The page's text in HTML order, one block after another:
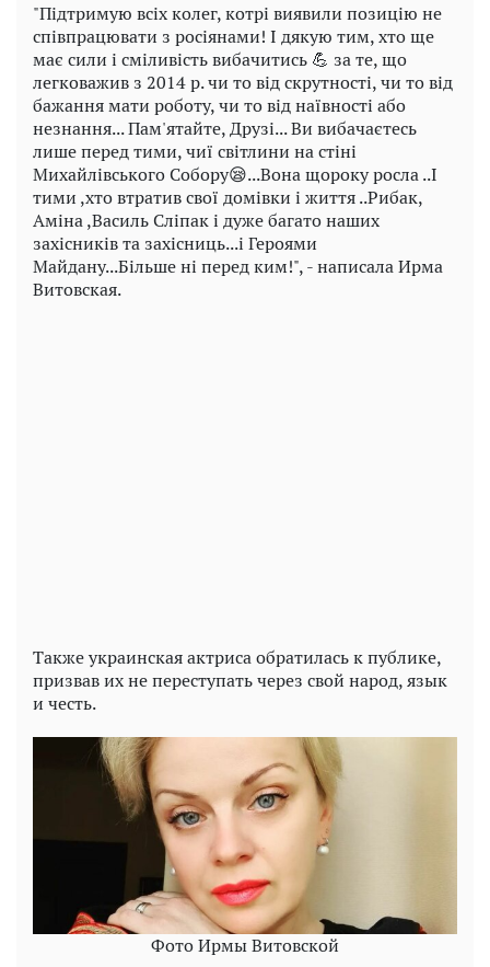
"Підтримую всіх колег, котрі виявили позицію не
співпрацювати з росіянами! І дякую тим, хто ще
має сили і сміливість вибачитись 💪 за те, що
легковажив з 2014 р. чи то від скрутності, чи то від
бажання мати роботу, чи то від наївності або
незнання... Пам'ятайте, Друзі... Ви вибачаєтесь
лише перед тими, чиї світлини на стіні
Михайлівського Собору😪...Вона щороку росла ..І
тими ,хто втратив свої домівки і життя ..Рибак,
Аміна ,Василь Сліпак і дуже багато наших
захісників та захісниць...і Героями
Майдану...Більше ні перед ким!", - написала Ирма
Витовская.
Также украинская актриса обратилась к публике,
призвав их не переступать через свой народ, язык
и честь.
Фото Ирмы Витовской